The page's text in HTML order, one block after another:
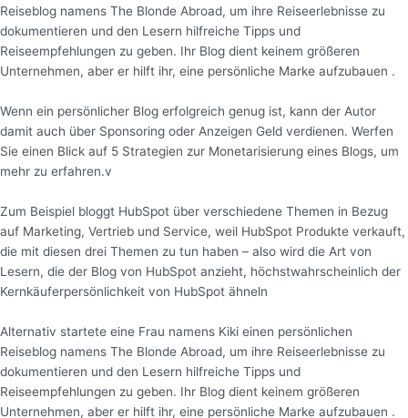
Reiseblog namens The Blonde Abroad, um ihre Reiseerlebnisse zu
dokumentieren und den Lesern hilfreiche Tipps und
Reiseempfehlungen zu geben. Ihr Blog dient keinem größeren
Unternehmen, aber er hilft ihr, eine persönliche Marke aufzubauen .
Wenn ein persönlicher Blog erfolgreich genug ist, kann der Autor
damit auch über Sponsoring oder Anzeigen Geld verdienen. Werfen
Sie einen Blick auf 5 Strategien zur Monetarisierung eines Blogs, um
mehr zu erfahren.v
Zum Beispiel bloggt HubSpot über verschiedene Themen in Bezug
auf Marketing, Vertrieb und Service, weil HubSpot Produkte verkauft,
die mit diesen drei Themen zu tun haben – also wird die Art von
Lesern, die der Blog von HubSpot anzieht, höchstwahrscheinlich der
Kernkäuferpersönlichkeit von HubSpot ähneln
Alternativ startete eine Frau namens Kiki einen persönlichen
Reiseblog namens The Blonde Abroad, um ihre Reiseerlebnisse zu
dokumentieren und den Lesern hilfreiche Tipps und
Reiseempfehlungen zu geben. Ihr Blog dient keinem größeren
Unternehmen, aber er hilft ihr, eine persönliche Marke aufzubauen .